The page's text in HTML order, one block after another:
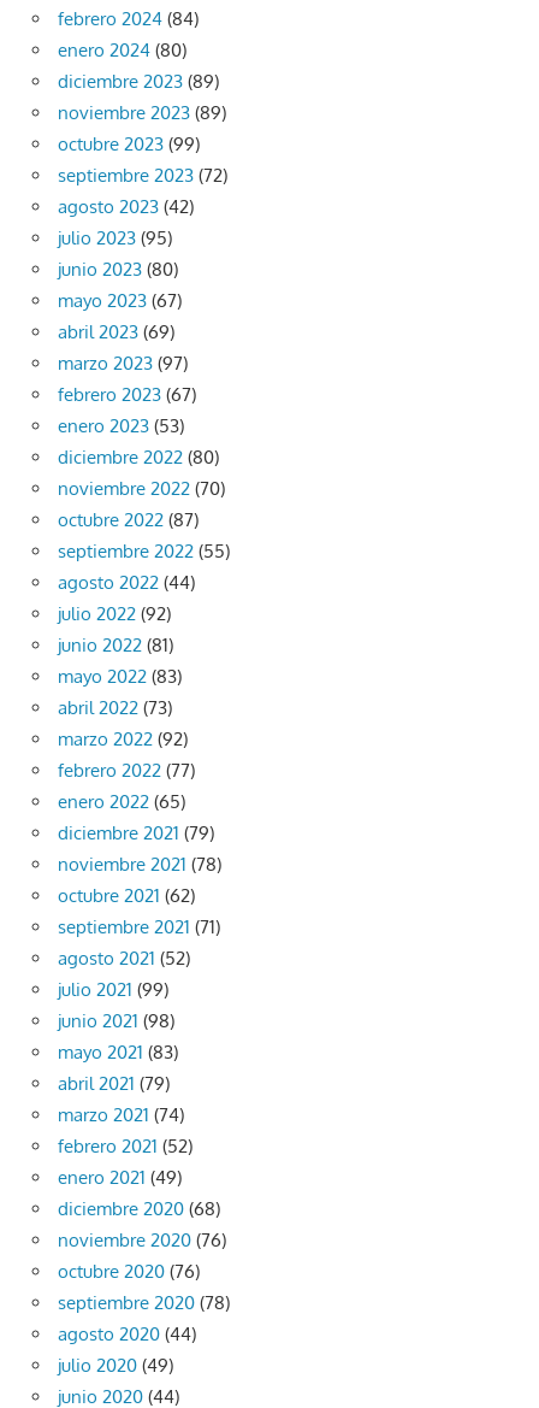
febrero 2024 (84)
enero 2024 (80)
diciembre 2023 (89)
noviembre 2023 (89)
octubre 2023 (99)
septiembre 2023 (72)
agosto 2023 (42)
julio 2023 (95)
junio 2023 (80)
mayo 2023 (67)
abril 2023 (69)
marzo 2023 (97)
febrero 2023 (67)
enero 2023 (53)
diciembre 2022 (80)
noviembre 2022 (70)
octubre 2022 (87)
septiembre 2022 (55)
agosto 2022 (44)
julio 2022 (92)
junio 2022 (81)
mayo 2022 (83)
abril 2022 (73)
marzo 2022 (92)
febrero 2022 (77)
enero 2022 (65)
diciembre 2021 (79)
noviembre 2021 (78)
octubre 2021 (62)
septiembre 2021 (71)
agosto 2021 (52)
julio 2021 (99)
junio 2021 (98)
mayo 2021 (83)
abril 2021 (79)
marzo 2021 (74)
febrero 2021 (52)
enero 2021 (49)
diciembre 2020 (68)
noviembre 2020 (76)
octubre 2020 (76)
septiembre 2020 (78)
agosto 2020 (44)
julio 2020 (49)
junio 2020 (44)